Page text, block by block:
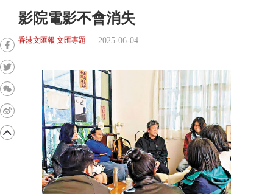
影院電影不會消失
香港文匯報 文匯專題 2025-06-04